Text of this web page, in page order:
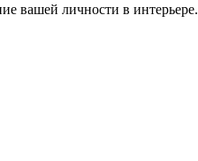
вашей личности в интерьере.